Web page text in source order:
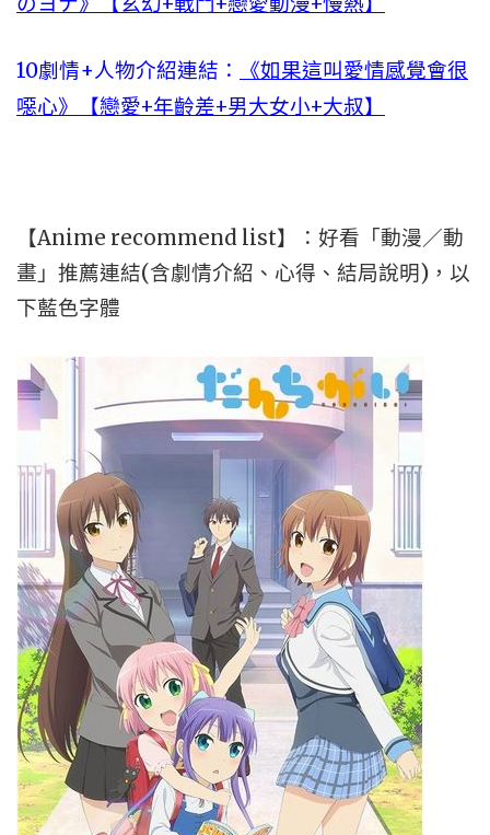
10劇情+人物介紹連結：
《如果這叫愛情感覺會很
噁心》【戀愛+年齡差+男大女小+大叔】
【Anime recommend list】：好看「動漫／動
畫」推薦連結(含劇情介紹、心得、結局說明)，以
下藍色字體